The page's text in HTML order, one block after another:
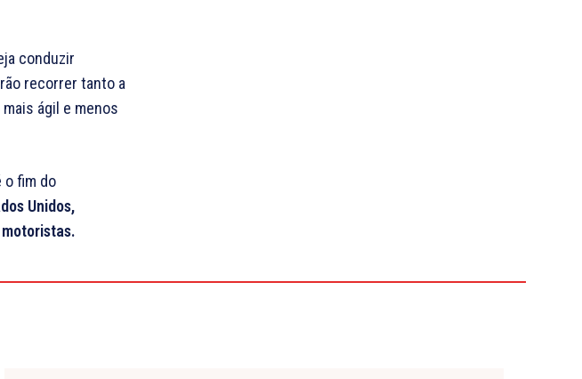
conduzir
recorrer tanto a
ágil e menos
o fim do
Unidos,